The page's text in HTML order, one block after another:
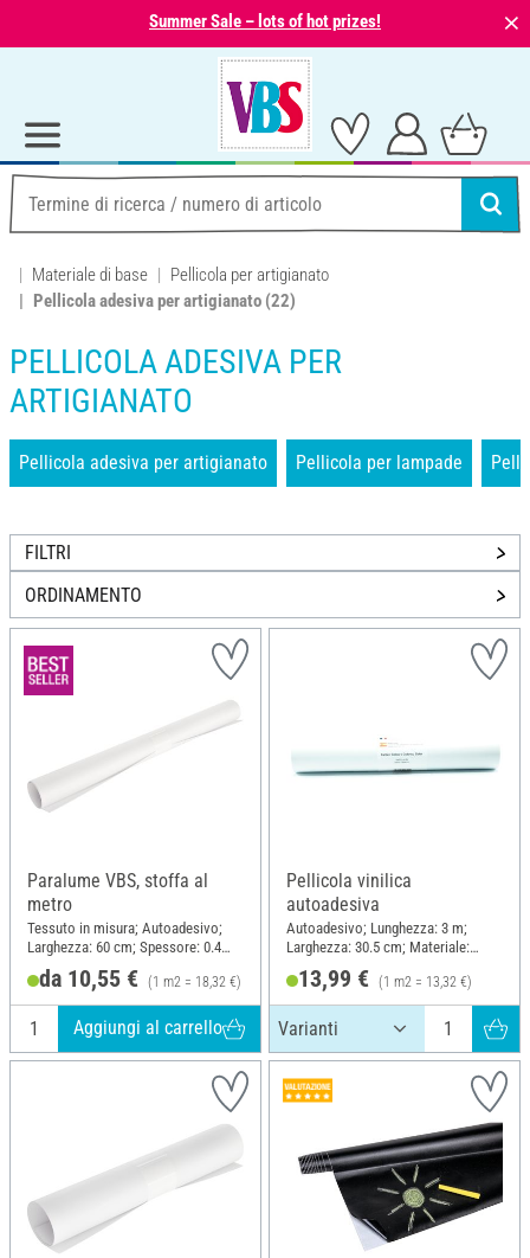
Summer Sale – lots of hot prizes! ⨯
Materiale di base
Pellicola per artigianato
Pellicola adesiva per artigianato (22)
PELLICOLA ADESIVA PER
ARTIGIANATO
Pellicola adesiva per artigianato Pellicola per lampade
FILTRI
ORDINAMENTO
Paralume VBS, stoffa al
metro
Tessuto in misura; Autoadesivo;
Larghezza: 60 cm; Spessore: 0.4
mm; Materiale: Plastica
da 10,55 € (1 m2 = 18,32 €)
Aggiungi al carrello
Pellicola vinilica
autoadesiva
Autoadesivo; Lunghezza: 3 m;
Larghezza: 30.5 cm; Materiale:
13,99 € (1 m2 = 13,32 €)